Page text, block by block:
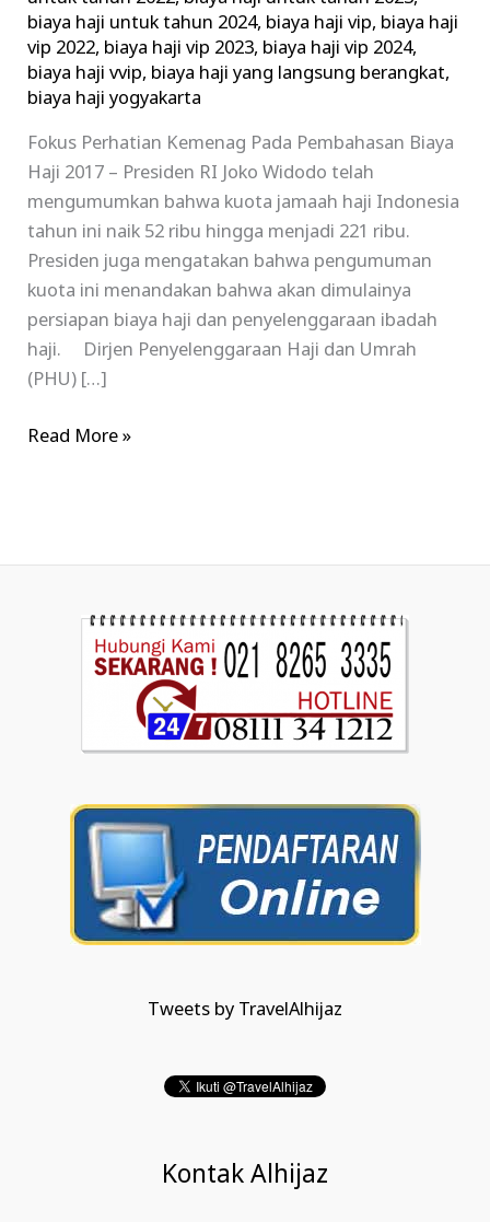
biaya haji untuk tahun 2024, biaya haji vip, biaya haji
vip 2022, biaya haji vip 2023, biaya haji vip 2024,
biaya haji vvip, biaya haji yang langsung berangkat,
biaya haji yogyakarta
Fokus Perhatian Kemenag Pada Pembahasan Biaya
Haji 2017 – Presiden RI Joko Widodo telah
mengumumkan bahwa kuota jamaah haji Indonesia
tahun ini naik 52 ribu hingga menjadi 221 ribu.
Presiden juga mengatakan bahwa pengumuman
kuota ini menandakan bahwa akan dimulainya
persiapan biaya haji dan penyelenggaraan ibadah
haji. Dirjen Penyelenggaraan Haji dan Umrah
(PHU) […]
Read More »
Tweets by TravelAlhijaz
Kontak Alhijaz